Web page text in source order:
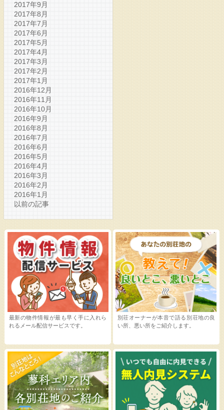
2017年9月
2017年8月
2017年7月
2017年6月
2017年5月
2017年4月
2017年3月
2017年2月
2017年1月
2016年12月
2016年11月
2016年10月
2016年9月
2016年8月
2016年7月
2016年6月
2016年5月
2016年4月
2016年3月
2016年2月
2016年1月
以前の記事
最新の物件情報が最も早く手に入れら
れるメール配信サービスです。
別荘オーナーが本音で語る別荘地の良
い所、悪い所をご紹介します。